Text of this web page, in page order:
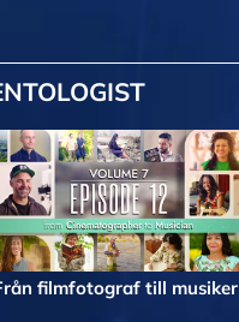
filmfotograf till musiker